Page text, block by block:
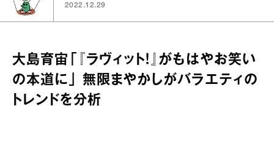
2022.12.29
大島育宙「『ラヴィット！』がもはやお笑い
の本道に」 無限まやかしがバラエティの
トレンドを分析